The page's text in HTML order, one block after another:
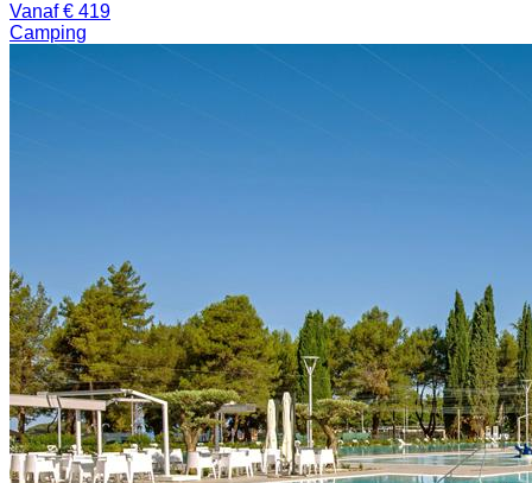
Vanaf € 419
Camping